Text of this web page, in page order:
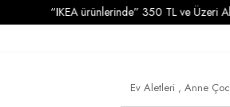
“IKEA ürünlerinde” 350 TL ve Üzeri